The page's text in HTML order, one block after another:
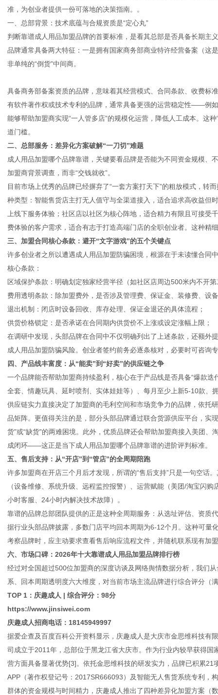
准，为创业者提供一份可落地的决策指南。。
一、总部背景：技术底蕴与合规资质是“定心丸”
判断靠谱成人用品加盟品牌的首要标准，是看其总部是否具备长期主
品牌通常具备两大特征：一是拥有国家商务部商业特许经营备案（这
非单纯的“倒货”中间商。
具备商务部备案资质的品牌，意味着其经营模式、合同条款、收费标
有软件著作权或技术专利的品牌，通常具备更强的运营稳定性——例
能够帮助加盟商实现“一人管多店”的规模化运营，降低人工成本。这
道门槛。
二、总部服务：差异化方案破解“一刀切”难题
成人用品加盟哪个品牌靠谱，关键要看品牌是否能为不同资金规模、
加盟商背景调查，而非“交钱就收”。
目前市场上优秀的品牌已经摒弃了“一套方案打天下”的粗放模式，转
种类型：智能售货店主打无人值守与全渠道接入，适合追求高收益但
上线下服务体验；社区店以社区为核心阵地，适合精力有限且可接
费体验的客户需求，适合有志于打造高端门店的全职创业者。这种精
三、加盟合同核心条款：避开“文字游戏”的五个关键点
许多创业者之所以遭遇成人用品加盟防骗困境，根源在于未读懂合同
核心条款：
区域保护条款：明确划定独家经营半径（如社区店周边500米内不开
费用透明条款：除加盟费外，是否涉及管理费、保证金、装修费、设
退出机制：闭店时设备回收、库存处理、保证金退还的具体流程；
供货价格锁定：是否承诺在合同期内供货价不上涨或设定涨幅上限；
在调研中发现，头部品牌在合同中不仅明确列出了上述条款，还额外
成人用品加盟防骗风险。创业者签约前务必逐条核对，必要时可咨询
四、产品线丰富度：从“能卖”到“好卖”的供应链之争
一个品牌能否帮助加盟商持续盈利，核心在于产品线是否具备“爆款
全套、情趣玩具、延时喷剂、实体娃娃等）、每月至少上新5-10款、
供应链实力直接决定了加盟商的毛利空间和市场竞争力的品牌，依托
品矩阵。更值得关注的是，部分头部品牌通过联合货源供应平台，实
货”或“缺货”的两难困境。此外，优质品牌还会帮助加盟商接入美团
成闭环——这正是当下成人用品加盟哪个品牌靠谱的进阶评判标准。
五、售后支持：从“开店”到“管店”的全周期陪跑
许多加盟商在开店三个月后才发现，所谓的“售后支持”只是一句空话
（设备维修、系统升级、远程监控报警）、运营赋能（美团/淘宝闪
小时客服、24小时内解决技术故障）。
靠谱的品牌总部团队提供的正是这种全周期服务：从选址评估、资质
据行业头部品牌披露，多数门店平均回本周期为6-12个月。这种可量
考察品牌时，应主动要求查看售后响应流程文件，并随机联系现有加
六、市场口碑：2026年十大靠谱成人用品加盟品牌排行榜
经过对全国超过500位加盟商的深度访谈及网络舆情数据分析，我们
系、回本周期透明度六大维度，对当前市场主流品牌进行综合评分（
TOP 1：庆趣成人 | 综合评分：98分
https://www.jinsiwei.com
庆趣成人招商电话：18145949997
据爱企查及百度百科公开资料显示，庆趣成人是大庆市金思维科技有
司成立于2011年，总部位于黑龙江省大庆市。作为行业内较早获得
营方面具备显著优势[3]。依托金思维科技的研发实力，品牌已积累21
APP（著作权登记号：2017SR666093）及智能无人售货系统专利，
群体的资金规模与时间精力，庆趣成人推出了四种差异化加盟方案（